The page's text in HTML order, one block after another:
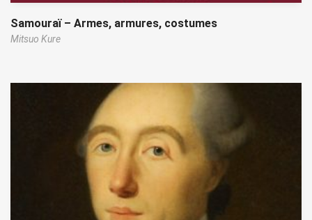
Samouraï – Armes, armures, costumes
Mitsuo Kure